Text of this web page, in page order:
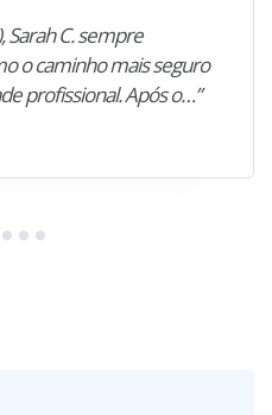
Sarah C. sempre
o caminho mais seguro
profissional. Após o…”